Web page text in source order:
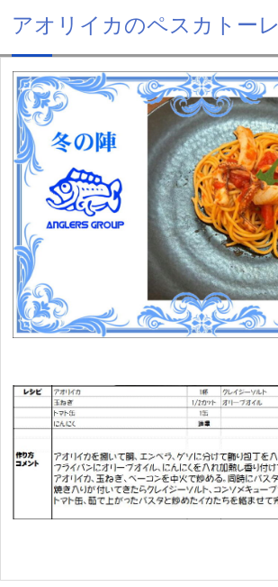
アオリイカのペスカトーレ